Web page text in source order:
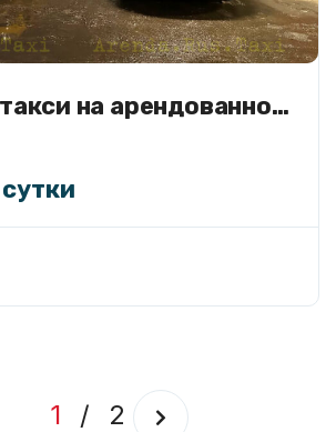
на арендованной
1 / 2